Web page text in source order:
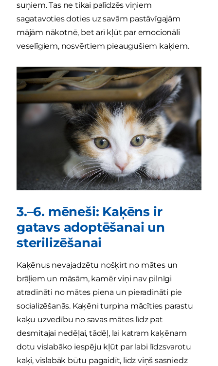
suņiem. Tas ne tikai palīdzēs viņiem
sagatavoties doties uz savām pastāvīgajām
mājām nākotnē, bet arī kļūt par emocionāli
veselīgiem, nosvērtiem pieaugušiem kaķiem.
3.–6. mēneši: Kaķēns ir
gatavs adoptēšanai un
sterilizēšanai
Kaķēnus nevajadzētu nošķirt no mātes un
brāļiem un māsām, kamēr viņi nav pilnīgi
atradināti no mātes piena un pieradināti pie
socializēšanās. Kaķēni turpina mācīties parastu
kaķu uzvedību no savas mātes līdz pat
desmitajai nedēļai, tādēļ, lai katram kaķēnam
dotu vislabāko iespēju kļūt par labi līdzsvarotu
kaķi, vislabāk būtu pagaidīt, līdz viņš sasniedz